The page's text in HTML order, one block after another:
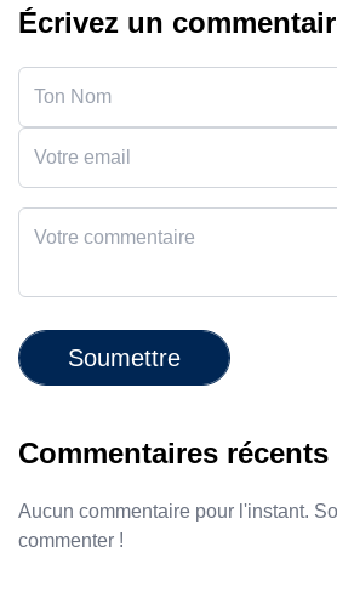
Écrivez un
Soumettre
Commentaires récents
Aucun commentaire pour l'instant.
commenter !